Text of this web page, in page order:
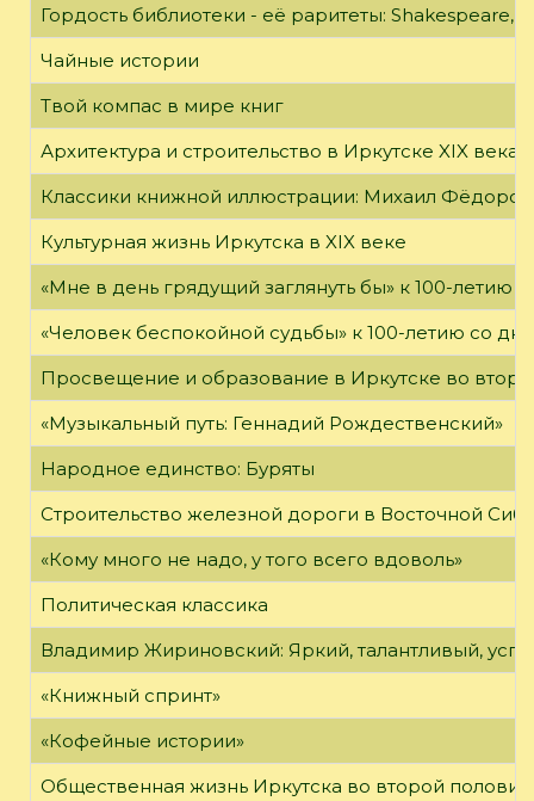
Гордость библиотеки - её раритеты: Shakespeare,
Чайные истории
Твой компас в мире книг
Архитектура и строительство в Иркутске XIX века
Классики книжной иллюстрации: Михаил Фёдоров
Культурная жизнь Иркутска в XIX веке
«Мне в день грядущий заглянуть бы» к 100-летию
«Человек беспокойной судьбы» к 100-летию со
Просвещение и образование в Иркутске во
«Музыкальный путь: Геннадий Рождественский»
Народное единство: Буряты
Строительство железной дороги в Восточной
«Кому много не надо, у того всего вдоволь»
Политическая классика
Владимир Жириновский: Яркий, талантливый,
«Книжный спринт»
«Кофейные истории»
Общественная жизнь Иркутска во второй